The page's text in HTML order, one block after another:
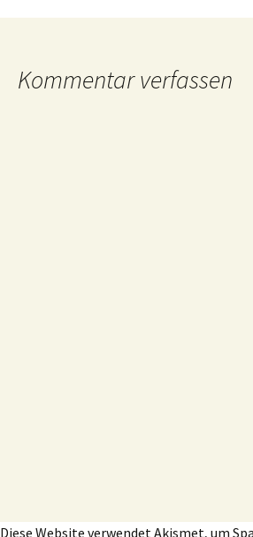
Kommentar verfassen
Diese Website verwendet Akismet, um